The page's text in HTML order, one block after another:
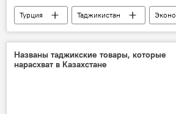
Турция Таджикистан
торговля
Промышленность
Названы таджикские товары, которые
нарасхват в Казахстане